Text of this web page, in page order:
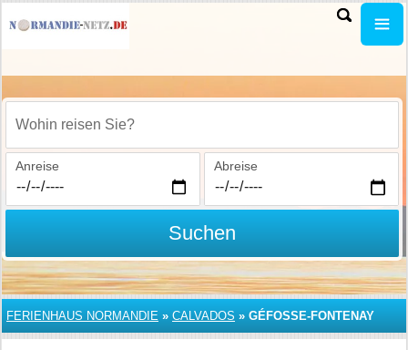
Wohin reisen Sie?
Anreise Abreise
Suchen
FERIENHAUS NORMANDIE » CALVADOS » GÉFOSSE-FONTENAY